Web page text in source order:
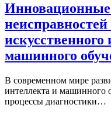
искусственного
машинного
В современном мире
интеллекта и машинного
процессы диагностики…